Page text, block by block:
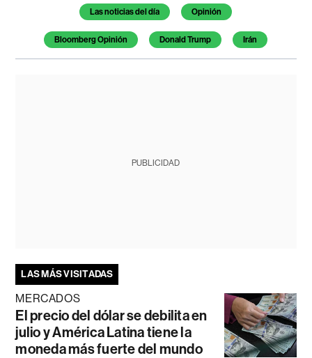
Temas de este artículo
Las noticias del día Opinión
Bloomberg Opinión Donald Trump Irán
PUBLICIDAD
LAS MÁS VISITADAS
MERCADOS
El precio del dólar se debilita en
julio y América Latina tiene la
moneda más fuerte del mundo